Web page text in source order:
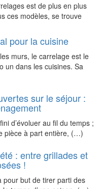
est de plus en plus
ces modèles, se trouve
pour la cuisine
murs, le carrelage est le
un dans les cuisines. Sa
sur le séjour :
d’évoluer au fil du temps ;
pièce à part entière, (…)
: entre grillades et
!
pour but de tirer parti des